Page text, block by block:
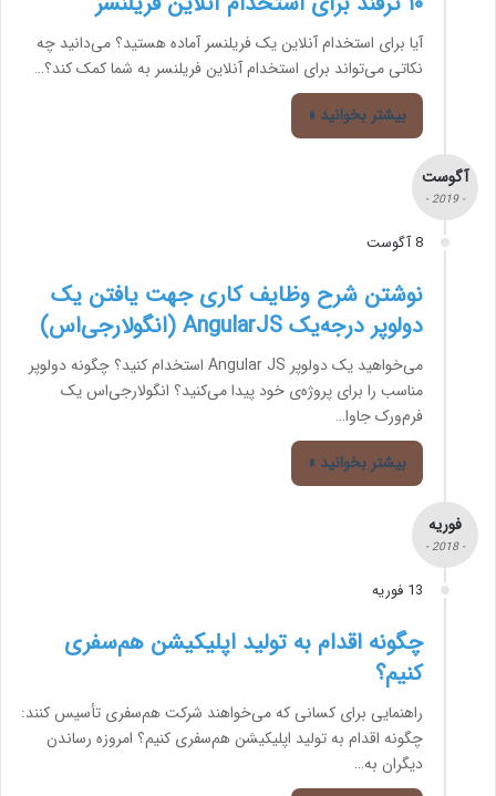
آیا برای استخدام آنلاین یک فریلنسر آماده هستید؟ می‌دانید چه
نکاتی می‌تواند برای استخدام آنلاین فریلنسر به شما کمک کند؟…
بیشتر بخوانید »
آگوست
- 2019 -
8 آگوست
نوشتن شرح وظایف کاری جهت یافتن یک
دولوپر درجه‌یک AngularJS (انگولارجی‌اس)
می‌خواهید یک دولوپر Angular JS استخدام کنید؟ چگونه دولوپر
مناسب را برای پروژه‌ی خود پیدا می‌کنید؟ انگولارجی‌اس یک
فرم‌ورک جاوا…
بیشتر بخوانید »
فوریه
- 2018 -
13 فوریه
چگونه اقدام به تولید اپلیکیشن هم‌سفری
کنیم؟
راهنمایی برای کسانی که می‌خواهند شرکت هم‌سفری تأسیس کنند:
چگونه اقدام به تولید اپلیکیشن هم‌سفری کنیم؟ امروزه رساندن
دیگران به…